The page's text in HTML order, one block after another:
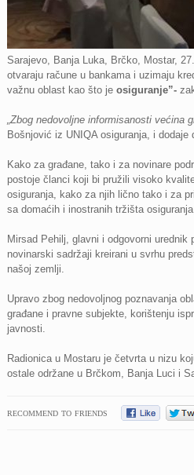
Sarajevo, Banja Luka, Brčko, Mostar,
otvaraju račune u bankama i uzimaju
važnu oblast kao što je osiguranje”-
„Zbog nedovoljne informisanosti većina
Bošnjović iz UNIQA osiguranja, i
Kako za građane, tako i za novinare
postoje članci koji bi pružili visoko
osiguranja, kako za njih lično tako i za
sa domaćih i inostranih tržišta
Mirsad Pehilj, glavni i odgovorni
novinarski sadržaji kreirani u svrhu
našoj zemlji.
Upravo zbog nedovoljnog poznavanja
građane i pravne subjekte, korištenju
javnosti.
Radionica u Mostaru je četvrta u nizu
ostale održane u Brčkom, Banja Luci i
RECOMMEND TO FRIENDS